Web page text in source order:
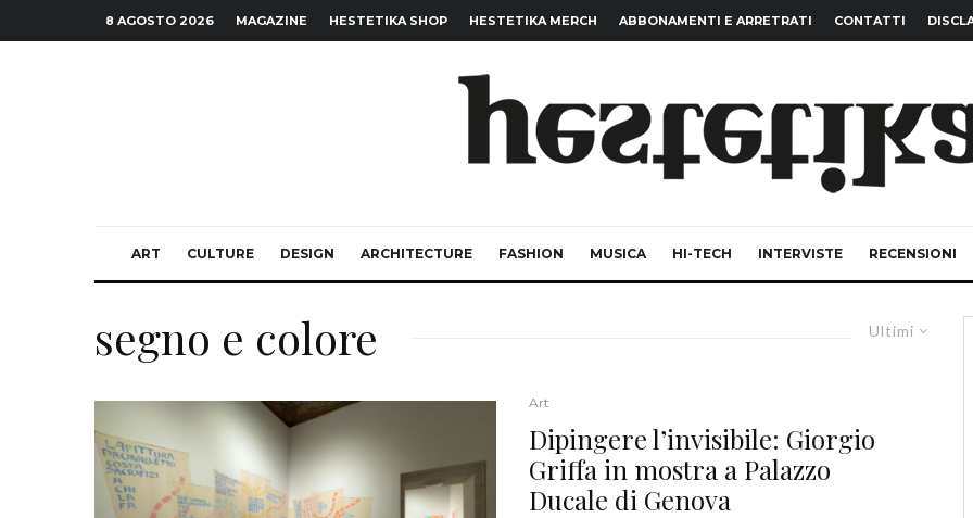
8 AGOSTO 2026 MAGAZINE HESTETIKA SHOP HESTETIKA MERCH ABBONAMENTI E ARRETRATI CONTATTI
ART CULTURE DESIGN ARCHITECTURE FASHION MUSICA HI-TECH INTERVISTE RECENSIONI
Ultimi
segno e colore
Art
Dipingere l’invisibile: Giorgio
Griffa in mostra a Palazzo
Ducale di Genova